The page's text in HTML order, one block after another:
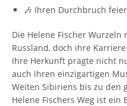
🎶 Ihren Durchbruch
Die Helene Fischer
Russland, doch ihre
Ihre Herkunft prägte nicht
auch ihren einzigartigen
Weiten Sibiriens bis zu den
Helene Fischers Weg ist ein